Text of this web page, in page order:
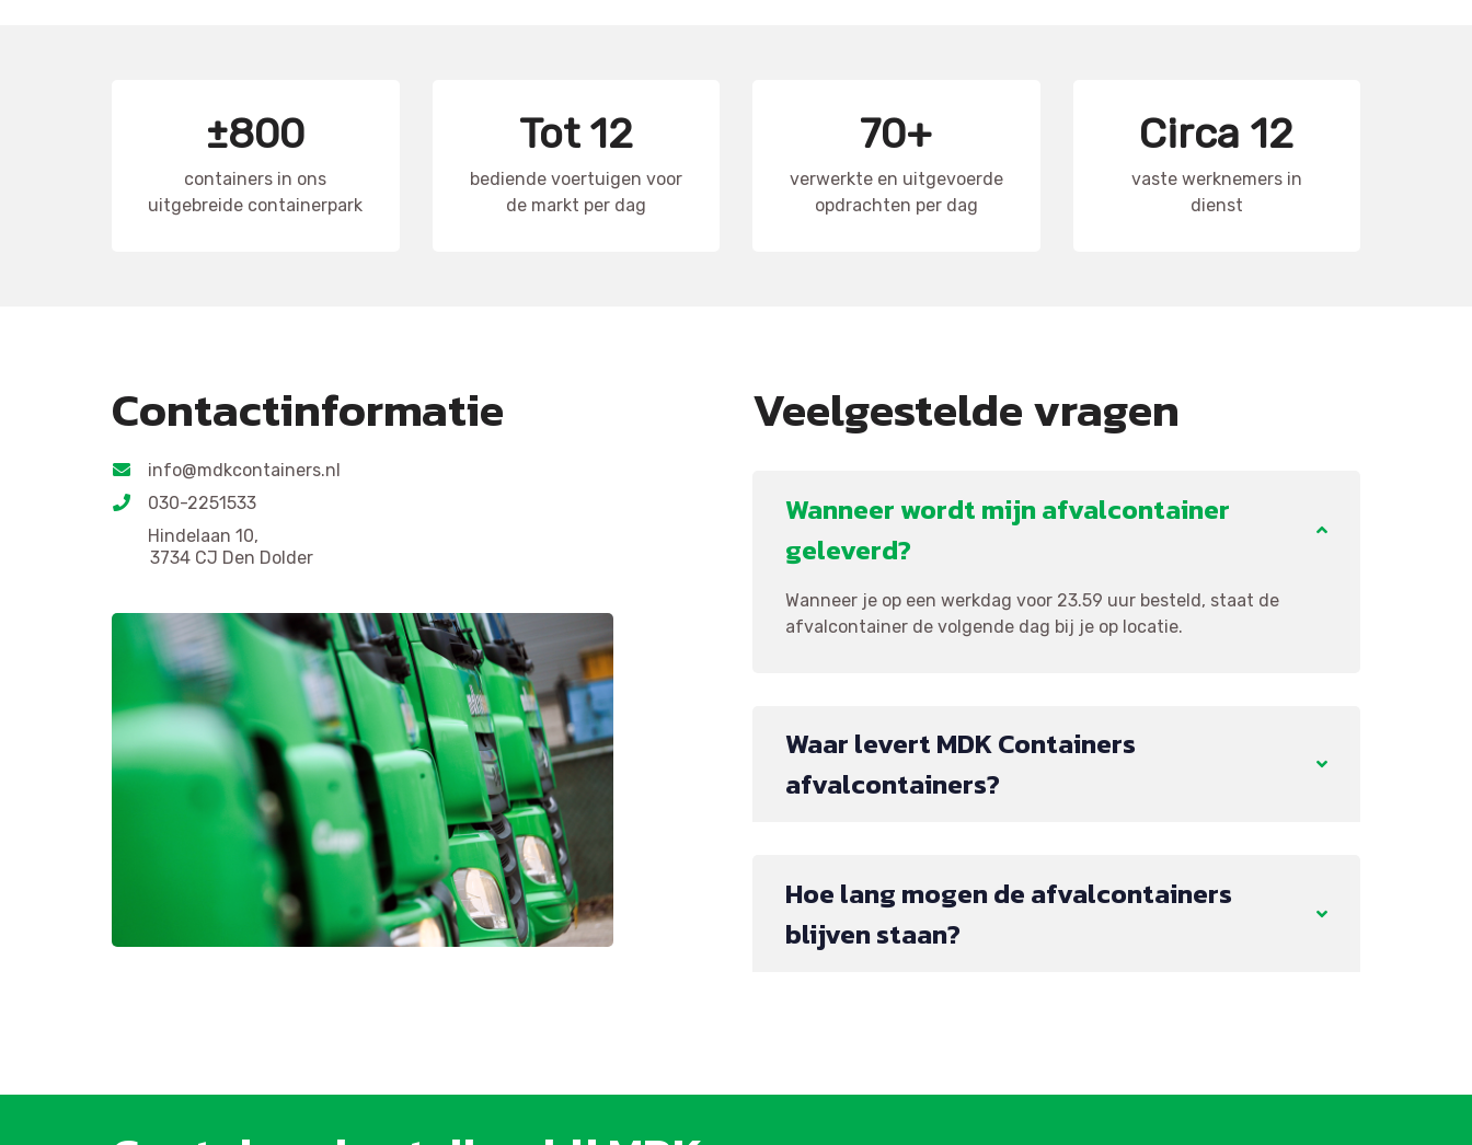
±800
containers in ons
uitgebreide containerpark
Tot 12
bediende voertuigen voor
de markt per dag
70+
verwerkte en uitgevoerde
opdrachten per dag
Circa 12
vaste werknemers in
dienst
Contactinformatie
info@mdkcontainers.nl
030-2251533
Hindelaan 10,
3734 CJ Den Dolder
Veelgestelde vragen
Wanneer wordt mijn afvalcontainer
geleverd?
Wanneer je op een werkdag voor 23.59 uur besteld, staat de
afvalcontainer de volgende dag bij je op locatie.
Waar levert MDK Containers
afvalcontainers?
Hoe lang mogen de afvalcontainers
blijven staan?